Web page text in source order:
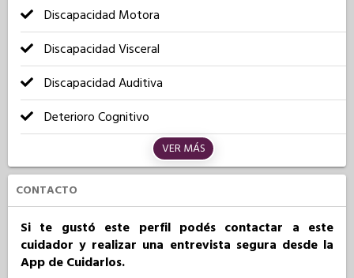
Discapacidad Motora
Discapacidad Visceral
Discapacidad Auditiva
Deterioro Cognitivo
VER MÁS
CONTACTO
Si te gustó este perfil podés contactar a este
cuidador y realizar una entrevista segura desde la
App de Cuidarlos.